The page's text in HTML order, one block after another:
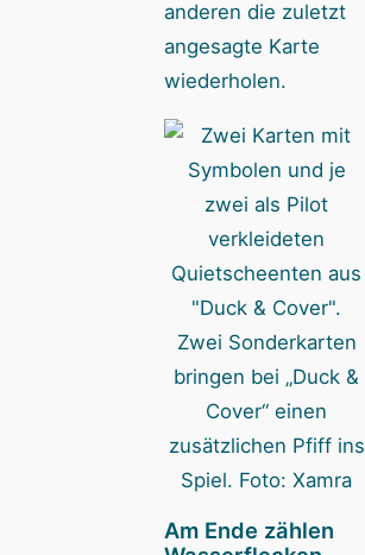
anderen die zuletzt
angesagte Karte
wiederholen.
Zwei Sonderkarten
bringen bei „Duck &
Cover“ einen
zusätzlichen Pfiff ins
Spiel. Foto: Xamra
Am Ende zählen